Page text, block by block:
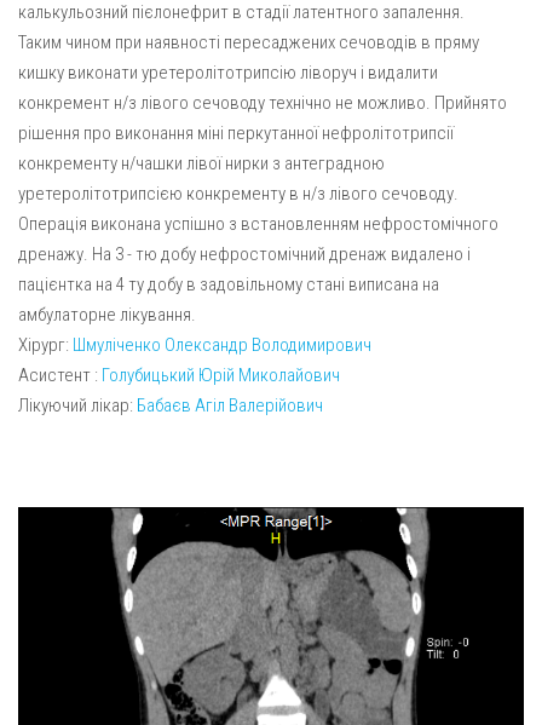
калькульозний пієлонефрит в стадії латентного запалення.
Таким чином при наявності пересаджених сечоводів в пряму
кишку виконати уретеролітотрипсію ліворуч і видалити
конкремент н/з лівого сечоводу технічно не можливо. Прийнято
рішення про виконання міні перкутанної нефролітотрипсії
конкременту н/чашки лівої нирки з антеградною
уретеролітотрипсією конкременту в н/з лівого сечоводу.
Операція виконана успішно з встановленням нефростомічного
дренажу. На 3 - тю добу нефростомічний дренаж видалено і
пацієнтка на 4 ту добу в задовільному стані виписана на
амбулаторне лікування.
Хірург: Шмуліченко Олександр Володимирович
Асистент : Голубицький Юрій Миколайович
Лікуючий лікар: Бабаєв Агіл Валерійович